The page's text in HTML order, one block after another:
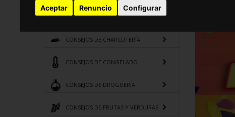
Aceptar Renuncio Configurar
CONSEJOS DE CARNICERÍA
CONSEJOS DE CHARCUTERÍA
CONSEJOS DE CONGELADO
CONSEJOS DE DROGUERÍA
CONSEJOS DE FRUTAS Y VERDURAS